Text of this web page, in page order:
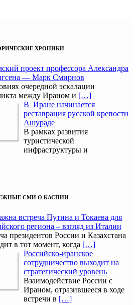
ХРОНИКИ
проект профессора Александра
— Марк Смирнов
очередной эскалации
между Ираном и […]
В Иране начинается
реставрация русской крепости
Ашураде
В рамках развития
туристической
инфраструктуры и
СМИ О КАСПИИ
встреча Путина и Токаева для
региона – взгляд из Италии
президентов России и Казахстана
в тот момент, когда […]
Российско-иранское
сотрудничество выходит на
стратегический уровень
Взаимодействие России с
Ираном, отразившееся в ходе
встречи в […]